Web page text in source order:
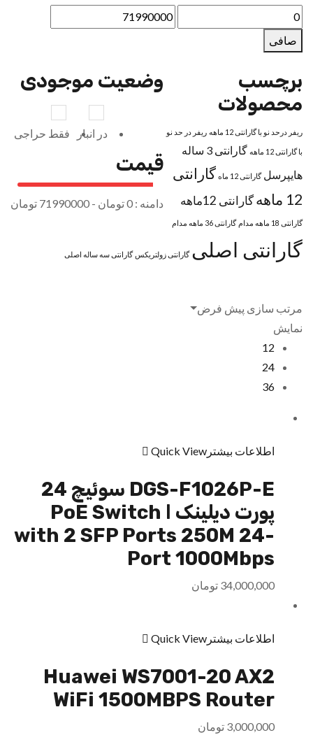
صافی
وضعیت موجودی
فقط حراجی در انبار
قیمت
دامنه : 0تومان - 71990000 تومان
برچسب
محصولات
ریفر درحد نو با گارانتی 12 ماهه ریفر در حد نو
با گارانتی 12 ماهه
گارانتی 3 ساله
هایپرسل گارانتی 12 ماه
گارانتی
12 ماهه
گارانتی 12ماهه
گارانتی 18 ماهه مدام گارانتی 36 ماهه مدام
گارانتی اصلی گارانتی زولتریکس گارانتی سه ساله اصلی
برند ها+
مرتب سازی پیش فرض
نمایش
12
24
36
اطلاعات بیشتر Quick View
DGS-F1026P-E سوئیچ 24
پورت دیلینک ا PoE Switch
with 2 SFP Ports 250M 24-
Port 1000Mbps
34,000,000 تومان
اطلاعات بیشتر Quick View
Huawei WS7001-20 AX2
WiFi 1500MBPS Router
3,000,000 تومان